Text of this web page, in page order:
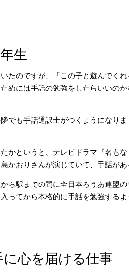
生
たのですが、「この子と遊んでく
めには手話の勉強をしたらいいの
でも手話通訳士がつくようになり
かというと、テレビドラマ『名も
かおりさんが演じていて、手話があ
ら駅までの間に全日本ろうあ連盟
ってから本格的に手話を勉強する
心を届ける仕事